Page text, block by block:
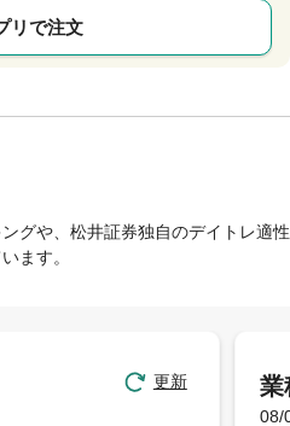
リで注文
グや、松井証券独自のデイトレ適性
ます。